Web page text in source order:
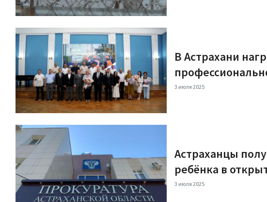
В Астрахани
3 июля 2025
Астраханцы
ребёнка в
3 июля 2025